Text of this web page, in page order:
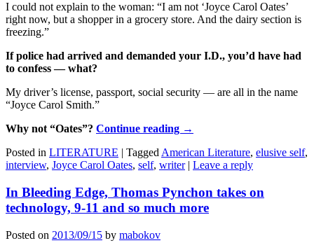
I could not explain to the woman: “I am not ‘Joyce Carol Oates’
right now, but a shopper in a grocery store. And the dairy section is
freezing.”
If police had arrived and demanded your I.D., you’d have had
to confess — what?
My driver’s license, passport, social security — are all in the name
“Joyce Carol Smith.”
Why not “Oates”? Continue reading →
Posted in LITERATURE | TaggedAmerican Literature, elusive self,
interview, Joyce Carol Oates, self, writer | Leave a reply
In Bleeding Edge, Thomas Pynchon takes on
technology, 9-11 and so much more
Posted on 2013/09/15 by mabokov